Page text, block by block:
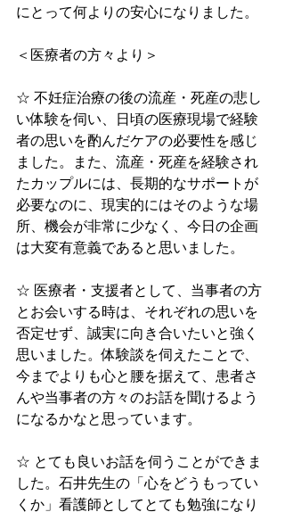
にとって何よりの安心になりました。
＜医療者の方々より＞
☆ 不妊症治療の後の流産・死産の悲し
い体験を伺い、日頃の医療現場で経験
者の思いを酌んだケアの必要性を感じ
ました。また、流産・死産を経験され
たカップルには、長期的なサポートが
必要なのに、現実的にはそのような場
所、機会が非常に少なく、今日の企画
は大変有意義であると思いました。
☆ 医療者・支援者として、当事者の方
とお会いする時は、それぞれの思いを
否定せず、誠実に向き合いたいと強く
思いました。体験談を伺えたことで、
今までよりも心と腰を据えて、患者さ
んや当事者の方々のお話を聞けるよう
になるかなと思っています。
☆ とても良いお話を伺うことができま
した。石井先生の「心をどうもってい
くか」看護師としてとても勉強になり